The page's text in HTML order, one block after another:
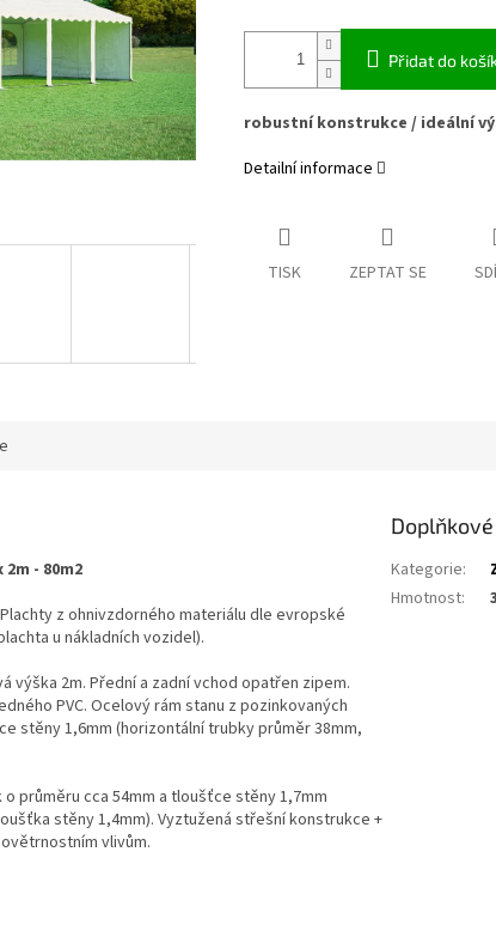
Přidat do
robustní konstrukce / ideální
Detailní informace
TISK ZEPTAT SE
- 80m2
z ohnivzdorného materiálu dle evropské
u nákladních vozidel).
výška 2m. Přední a zadní vchod opatřen zipem.
PVC. Ocelový rám stanu z pozinkovaných
stěny 1,6mm (horizontální trubky průměr 38mm,
průměru cca 54mm a tloušťce stěny 1,7mm
stěny 1,4mm). Vyztužená střešní konstrukce +
vlivům.
Kategorie:
Hmotnost: